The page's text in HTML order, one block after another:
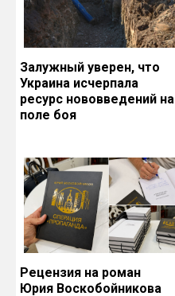
Залужный уверен, что
Украина исчерпала
ресурс нововведений на
поле боя
Рецензия на роман
Юрия Воскобойникова